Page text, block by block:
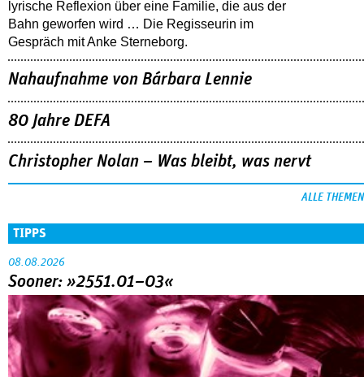
lyrische Reflexion über eine ­Familie, die aus der
Bahn geworfen wird … Die Regisseurin im
Gespräch mit Anke Sterneborg.
Nahaufnahme von Bárbara Lennie
80 Jahre DEFA
Christopher Nolan – Was bleibt, was nervt
ALLE THEMEN
TIPPS
08.08.2026
Sooner: »2551.01–03«